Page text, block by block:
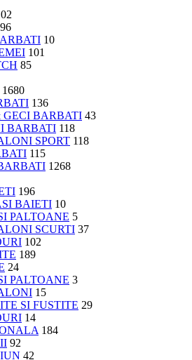
10
101
85
1680
136
GECI BARBATI 43
BARBATI 118
SPORT 118
115
1268
196
BAIETI 10
PALTOANE 5
SCURTI 37
102
189
24
PALTOANE 3
15
SI FUSTITE 29
14
184
92
42